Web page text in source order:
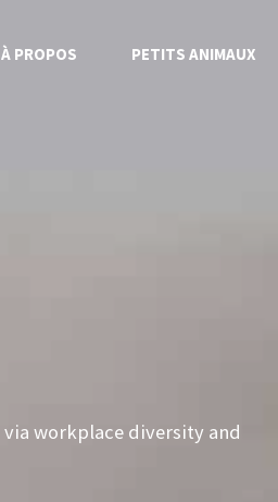
À PROPOS PETITS ANIMAUX
workplace diversity and